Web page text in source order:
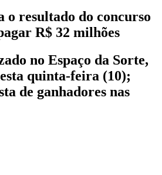
o resultado do concurso
R$ 32 milhões
no Espaço da Sorte,
quinta-feira (10);
de ganhadores nas